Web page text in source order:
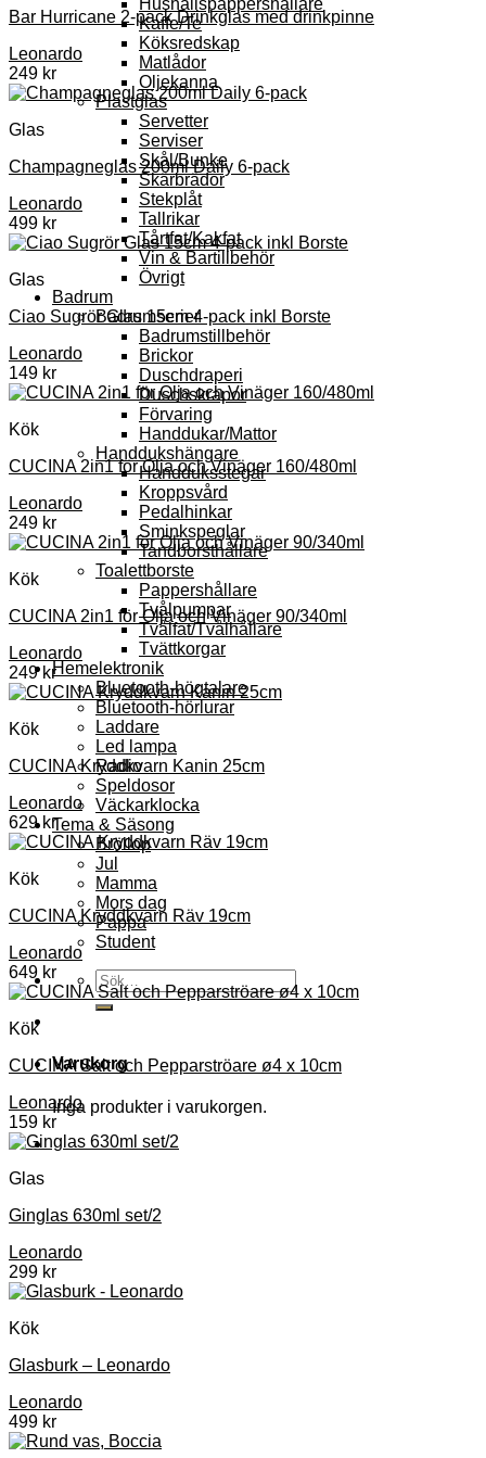
Hushållspappershållare
Kaffe/Te
Köksredskap
Matlådor
Oljekanna
Plastglas
Servetter
Serviser
Skål/Bunke
Skärbrädor
Stekplåt
Tallrikar
Tårtfat/Kakfat
Vin & Bartillbehör
Övrigt
Badrum
Badrumserier
Badrumstillbehör
Brickor
Duschdraperi
Duschskrapor
Förvaring
Handdukar/Mattor
Handdukshängare
Handduksstegar
Kroppsvård
Pedalhinkar
Sminkspeglar
Tandborsthållare
Toalettborste
Pappershållare
Tvålpumpar
Tvålfat/Tvålhållare
Tvättkorgar
Hemelektronik
Bluetooth-högtalare
Bluetooth-hörlurar
Laddare
Led lampa
Radio
Speldosor
Väckarklocka
Tema & Säsong
Bröllop
Jul
Mamma
Mors dag
Pappa
Student
Sök
efter:
Varukorg
Inga produkter i varukorgen.
Bar Hurricane 2-pack Drinkglas med drinkpinne
Leonardo
249 kr
Glas
Champagneglas 200ml Daily 6-pack
Leonardo
499 kr
Glas
Ciao Sugrör Glas 15cm 4-pack inkl Borste
Leonardo
149 kr
Kök
CUCINA 2in1 för Olja och Vinäger 160/480ml
Leonardo
249 kr
Kök
CUCINA 2in1 för Olja och Vinäger 90/340ml
Leonardo
249 kr
Kök
CUCINA Kryddkvarn Kanin 25cm
Leonardo
629 kr
Kök
CUCINA Kryddkvarn Räv 19cm
Leonardo
649 kr
Kök
CUCINA Salt och Pepparströare ø4 x 10cm
Leonardo
159 kr
Glas
Ginglas 630ml set/2
Leonardo
299 kr
Kök
Glasburk – Leonardo
Leonardo
499 kr